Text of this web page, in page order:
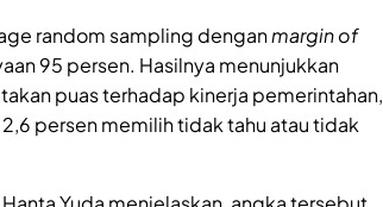
random sampling denganmargin of
95 persen. Hasilnya menunjukkan
puas terhadap kinerja pemerintahan,
persen memilih tidak tahu atau tidak